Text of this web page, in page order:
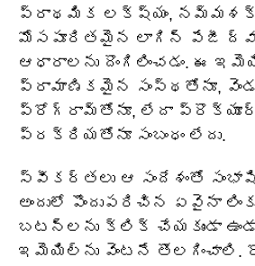
ప్రాథమిక లక్ష్యం,
మోసపూరితమైన లాగిన్ పేజీ
ఆధారాలను దొంగిలించడం. ఈ
ప్రామాణికమైన సంస్థతోనూ,
ప్రోగ్రామ్‌తోనూ, లేదా
ప్రక్రియతోనూ సంబంధం లేదు.
స్వీకర్తలు ఆ సందేశంతో
అందులో పొందుపరిచిన ఏవైనా
బటన్లను క్లిక్ చేయకుండా
ఇమెయిల్‌ను వెంటనే తొలగించాలి.